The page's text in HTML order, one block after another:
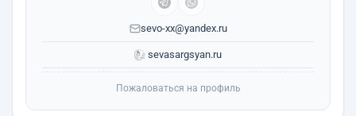
sevo-xx@yandex.ru
sevasargsyan.ru
Пожаловаться на профиль